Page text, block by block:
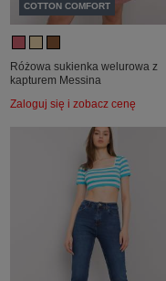
COTTON COMFORT
Różowa sukienka welurowa z
kapturem Messina
Zaloguj się i zobacz cenę